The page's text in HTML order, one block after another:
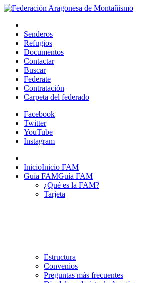
Senderos
Refugios
Documentos
Contactar
Buscar
Federate
Contratación
Carpeta del federado
Facebook
Twitter
YouTube
Instagram
InicioInicio FAM
Guía FAMGuía FAM
¿Qué es la FAM?
Tarjeta
Estructura
Convenios
Preguntas más frecuentes